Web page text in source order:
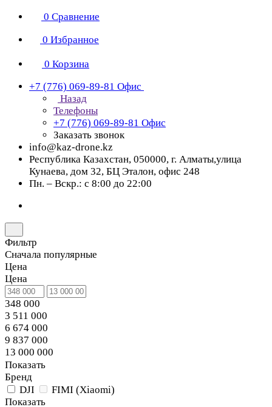
0 Сравнение
0 Избранное
0 Корзина
+7 (776) 069-89-81 Офис
Назад
Телефоны
+7 (776) 069-89-81 Офис
Заказать звонок
info@kaz-drone.kz
Республика Казахстан, 050000, г. Алматы,улица
Кунаева, дом 32, БЦ Эталон, офис 248
Пн. – Вскр.: с 8:00 до 22:00
Фильтр
Сначала популярные
Цена
Цена
348 000
3 511 000
6 674 000
9 837 000
13 000 000
Показать
Бренд
DJI
FIMI (Xiaomi)
Показать